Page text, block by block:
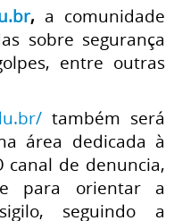
, a comunidade
sobre segurança
entre outras
também será
área dedicada à
canal de denuncia,
para orientar a
seguindo a